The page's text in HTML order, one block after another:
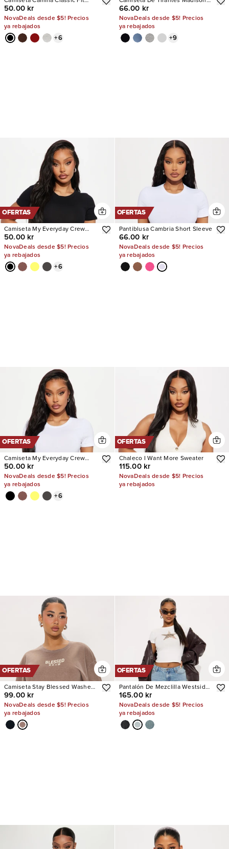
Crew Neck
50.00 kr
NovaDeals desde $5! Precios
ya rebajados
+6
Basic Square Neck
66.00 kr
NovaDeals desde $5! Precios
ya rebajados
+9
OFERTAS
Camiseta My Everyday Crew
Neck
50.00 kr
NovaDeals desde $5! Precios
ya rebajados
+6
OFERTAS
Pantiblusa Cambria Short Sleeve
66.00 kr
NovaDeals desde $5! Precios
ya rebajados
OFERTAS
Camiseta My Everyday Crew
Neck
50.00 kr
NovaDeals desde $5! Precios
ya rebajados
+6
OFERTAS
Chaleco I Want More Sweater
115.00 kr
NovaDeals desde $5! Precios
ya rebajados
OFERTAS
Camiseta Stay Blessed Washed
Oversized
99.00 kr
NovaDeals desde $5! Precios
ya rebajados
OFERTAS
Pantalón De Mezclilla Westside
Low Rise Wide Leg
165.00 kr
NovaDeals desde $5! Precios
ya rebajados